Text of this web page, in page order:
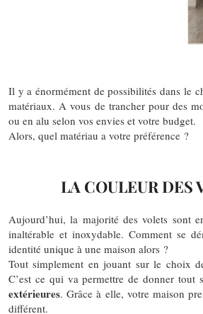
Il y a énormément de possibilités dans le
matériaux. A vous de trancher pour des
ou en alu selon vos envies et votre budget.
Alors, quel matériau a votre préférence ?
LA COULEUR DES
Aujourd’hui, la majorité des volets sont
inaltérable et inoxydable. Comment se
identité unique à une maison alors ?
Tout simplement en jouant sur le choix
C’est ce qui va permettre de donner
extérieures. Grâce à elle, votre maison
différent.